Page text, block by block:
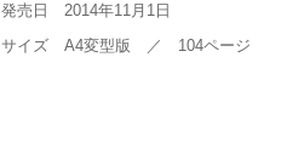
発売日 2014年11月1日
サイズ A4変型版 ／ 104ページ